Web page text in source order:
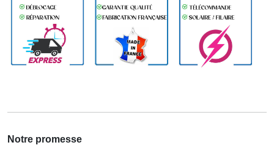
Notre promesse